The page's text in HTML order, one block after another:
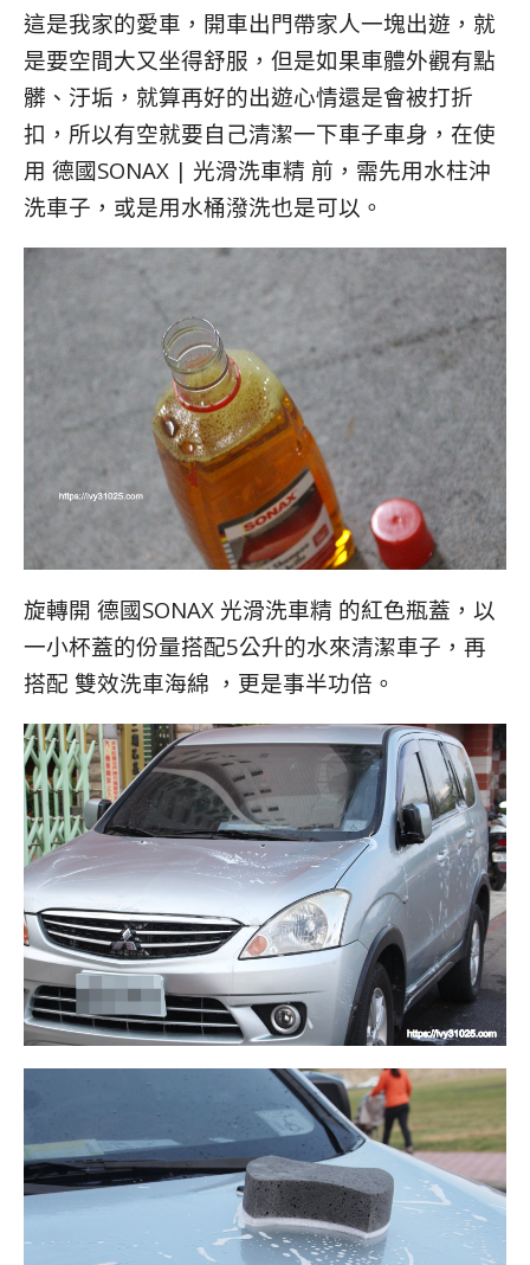
這是我家的愛車，開車出門帶家人一塊出遊，就
是要空間大又坐得舒服，但是如果車體外觀有點
髒、汙垢，就算再好的出遊心情還是會被打折
扣，所以有空就要自己清潔一下車子車身，在使
用 德國SONAX | 光滑洗車精 前，需先用水柱沖
洗車子，或是用水桶潑洗也是可以。
旋轉開 德國SONAX 光滑洗車精 的紅色瓶蓋，以
一小杯蓋的份量搭配5公升的水來清潔車子，再
搭配 雙效洗車海綿 ，更是事半功倍。